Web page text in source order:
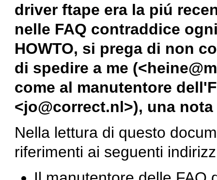
driver ftape era la piú
nelle FAQ contraddice
HOWTO, si prega di non
di spedire a me
come al manutentore dell'
<jo@correct.nl>), una
Nella lettura di questo
riferimenti ai seguenti